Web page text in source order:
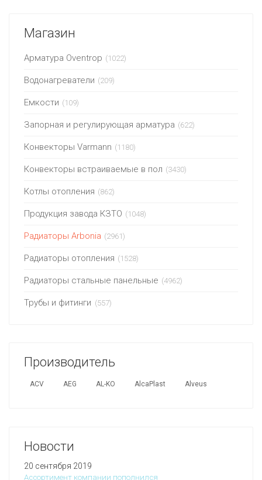
Магазин
Арматура Oventrop (1022)
Водонагреватели (209)
Емкости (109)
Запорная и регулирующая арматура (622)
Конвекторы Varmann (1180)
Конвекторы встраиваемые в пол (3430)
Котлы отопления (862)
Продукция завода КЗТО (1048)
Радиаторы Arbonia (2961)
Радиаторы отопления (1528)
Радиаторы стальные панельные (4962)
Трубы и фитинги (557)
Производитель
ACV AEG AL-KO AlcaPlast Alveus
Новости
20 сентября 2019
Ассортимент компании пополнился